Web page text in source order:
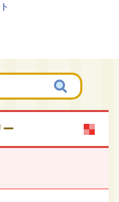
ー